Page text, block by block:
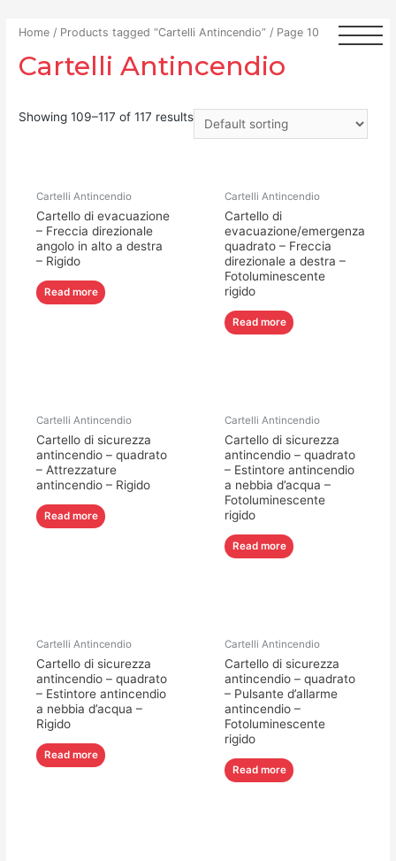
Home / Products tagged “Cartelli Antincendio” / Page 10
Cartelli Antincendio
Showing 109–117 of 117 results
Cartelli Antincendio
Cartello di evacuazione
– Freccia direzionale
angolo in alto a destra
– Rigido
Read more
Cartelli Antincendio
Cartello di
evacuazione/emergenza
quadrato – Freccia
direzionale a destra –
Fotoluminescente
rigido
Read more
Cartelli Antincendio
Cartello di sicurezza
antincendio – quadrato
– Attrezzature
antincendio – Rigido
Read more
Cartelli Antincendio
Cartello di sicurezza
antincendio – quadrato
– Estintore antincendio
a nebbia d’acqua –
Fotoluminescente
rigido
Read more
Cartelli Antincendio
Cartello di sicurezza
antincendio – quadrato
– Estintore antincendio
a nebbia d’acqua –
Rigido
Read more
Cartelli Antincendio
Cartello di sicurezza
antincendio – quadrato
– Pulsante d’allarme
antincendio –
Fotoluminescente
rigido
Read more